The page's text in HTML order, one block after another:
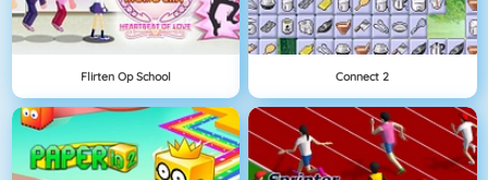
Flirten Op School Connect 2